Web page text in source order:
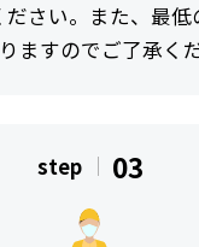
ださい。また、最低
ますのでご了承く
step 03